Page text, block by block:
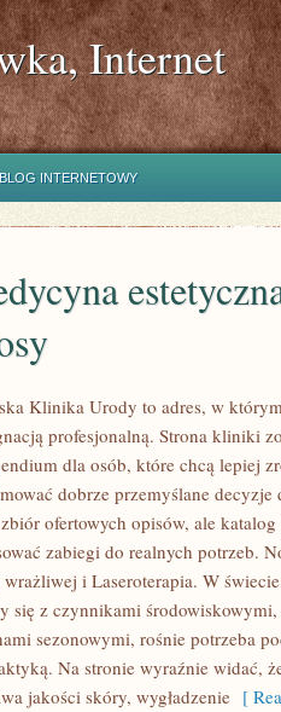
Internet
BLOG INTERNETOWY
Klinika Urody to adres, w
profesjonalną. Strona kliniki
dla osób, które chcą lepiej
dobrze przemyślane decyzje
ofertowych opisów, ale
zabiegi do realnych potrzeb.
i Laseroterapia. W
się z czynnikami
sezonowymi, rośnie potrzeba
Na stronie wyraźnie widać,
jakości skóry, wygładzenie [